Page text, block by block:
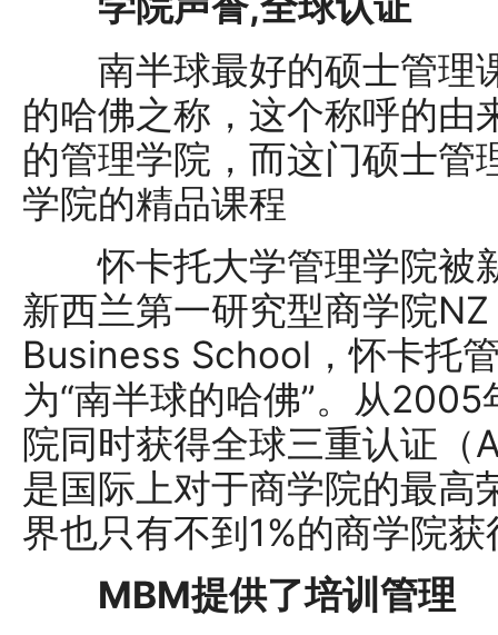
南半球最好的硕士管理
的哈佛之称，这个称呼的由
的管理学院，而这门硕士管
学院的精品课程
怀卡托大学管理学院被
新西兰第一研究型商学院
Business School，怀卡托
为“南半球的哈佛”。从
院同时获得全球三重认证（
是国际上对于商学院的最高
界也只有不到1%的商学院
MBM提供了培训管理